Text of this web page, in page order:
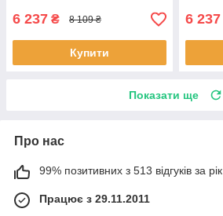
6 237 ₴ 8 109 ₴
Купити
6 237
Показати ще
Про нас
99% позитивних з 513 відгуків за рік
Працює з 29.11.2011